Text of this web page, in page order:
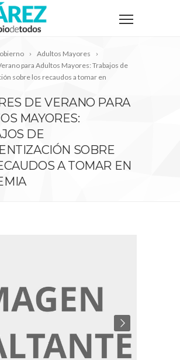
Adultos Mayores
para Adultos Mayores: Trabajos de
sobre los recaudos a tomar en
DE VERANO PARA
MAYORES:
DE
SOBRE
A TOMAR EN